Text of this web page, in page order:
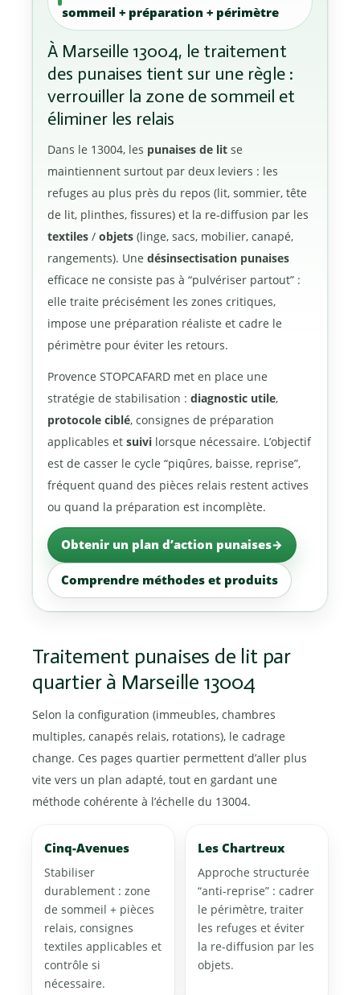
sommeil + préparation + périmètre
À Marseille 13004, le traitement
des punaises tient sur une règle :
verrouiller la zone de sommeil et
éliminer les relais
Dans le 13004, les punaises de lit se
maintiennent surtout par deux leviers : les
refuges au plus près du repos (lit, sommier, tête
de lit, plinthes, fissures) et la re-diffusion par les
textiles / objets (linge, sacs, mobilier, canapé,
rangements). Une désinsectisation punaises
efficace ne consiste pas à “pulvériser partout” :
elle traite précisément les zones critiques,
impose une préparation réaliste et cadre le
périmètre pour éviter les retours.
Provence STOPCAFARD met en place une
stratégie de stabilisation : diagnostic utile,
protocole ciblé, consignes de préparation
applicables et suivi lorsque nécessaire. L’objectif
est de casser le cycle “piqûres, baisse, reprise”,
fréquent quand des pièces relais restent actives
ou quand la préparation est incomplète.
Obtenir un plan d’action punaises
Comprendre méthodes et produits
Traitement punaises de lit par
quartier à Marseille 13004
Selon la configuration (immeubles, chambres
multiples, canapés relais, rotations), le cadrage
change. Ces pages quartier permettent d’aller plus
vite vers un plan adapté, tout en gardant une
méthode cohérente à l’échelle du 13004.
Cinq-Avenues
Stabiliser
durablement : zone
de sommeil + pièces
relais, consignes
textiles applicables et
contrôle si
nécessaire.
Les Chartreux
Approche structurée
“anti-reprise” : cadrer
le périmètre, traiter
les refuges et éviter
la re-diffusion par les
objets.